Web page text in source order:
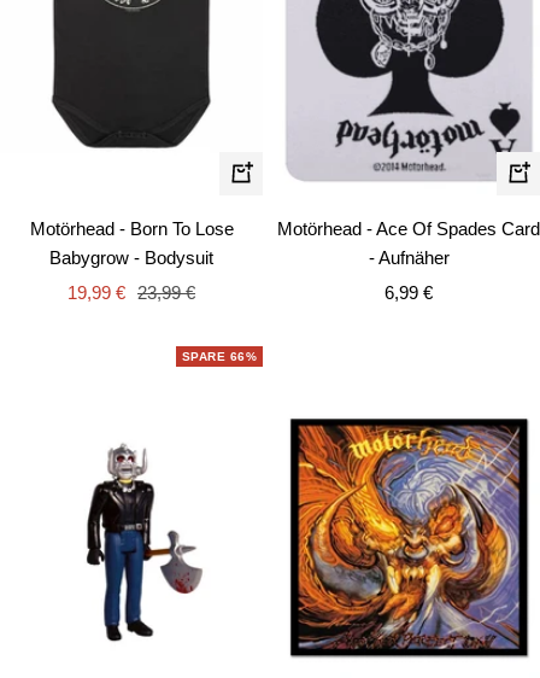
Schnellansicht
Motörhead - Born To Lose
Babygrow - Bodysuit
Angebotspreis
19,99 € Regulärer
23,99 €
In
Motörhead - Ace Of Spades Card
- Aufnäher
Angebotspreis
6,99 €
SPARE 66%